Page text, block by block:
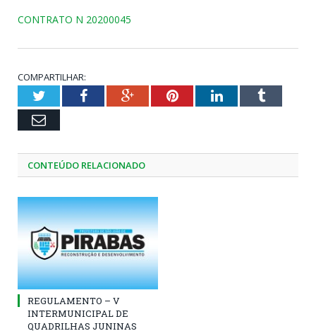
CONTRATO N 20200045
COMPARTILHAR:
TwitterFacebookGoogle+PinterestLinkedInTumblr
Email
CONTEÚDO RELACIONADO
REGULAMENTO – V
INTERMUNICIPAL DE
QUADRILHAS JUNINAS